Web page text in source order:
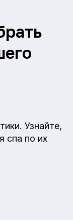
Узнайте,
спа по их